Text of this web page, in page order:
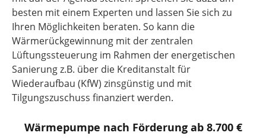
besten mit einem Experten und lassen Sie sich zu
Ihren Möglichkeiten beraten. So kann die
Wärmerückgewinnung mit der zentralen
Lüftungssteuerung im Rahmen der energetischen
Sanierung z.B. über die Kreditanstalt für
Wiederaufbau (KfW) zinsgünstig und mit
Tilgungszuschuss finanziert werden.
Wärmepumpe nach Förderung ab 8.700 €